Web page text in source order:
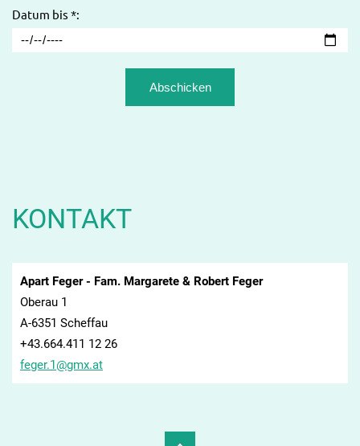
Datum bis *:
KONTAKT
Apart Feger - Fam. Margarete & Robert Feger
Oberau 1
A-6351 Scheffau
+43.664.411 12 26
feger.1@gmx.at